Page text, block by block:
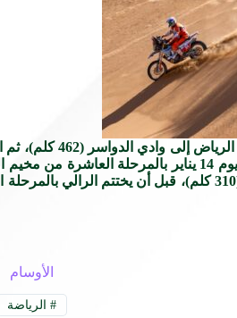
الأوسام
# الرياضة